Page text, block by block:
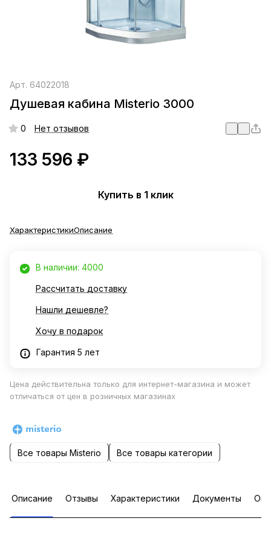
Арт. 64022018
Душевая кабина Misterio 3000
0 Нет отзывов
133 596 ₽
Купить в 1 клик
ХарактеристикиОписание
В наличии: 4000
Рассчитать доставку
Нашли дешевле?
Хочу в подарок
Гарантия 5 лет
Цена действительна только для интернет-магазина и может
отличаться от цен в розничных магазинах
Все товары Misterio Все товары категории
Описание Отзывы Характеристики Документы